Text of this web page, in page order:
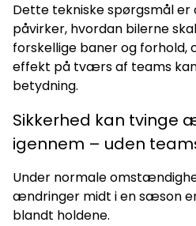
Dette tekniske spørgsmål er
påvirker, hvordan bilerne
forskellige baner og forhold,
effekt på tværs af teams
betydning.
Sikkerhed kan tvinge
igennem – uden
Under normale
ændringer midt i en sæson
blandt holdene.